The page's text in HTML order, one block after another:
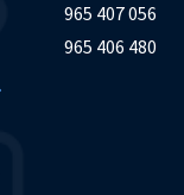
965 407 056
965 406 480